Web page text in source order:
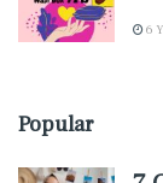
6
Popular